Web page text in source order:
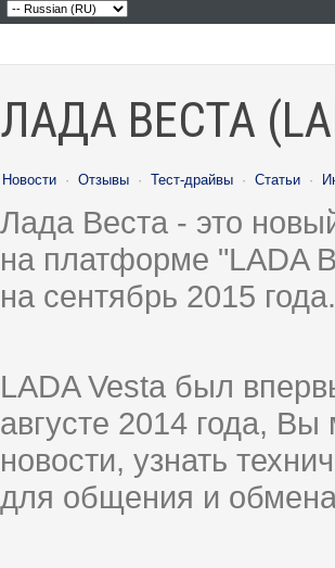
ЛАДА ВЕСТА
Новости · Отзывы · Тест-драйвы · Статьи ·
Лада Веста - это
на платформе "LADA
на сентябрь 2015
LADA Vesta был
августе 2014 года,
новости, узнать
для общения и